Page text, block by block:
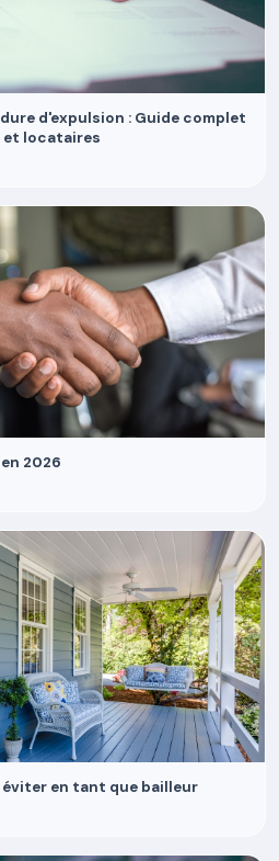
d'expulsion : Guide complet
et locataires
2026
en tant que bailleur